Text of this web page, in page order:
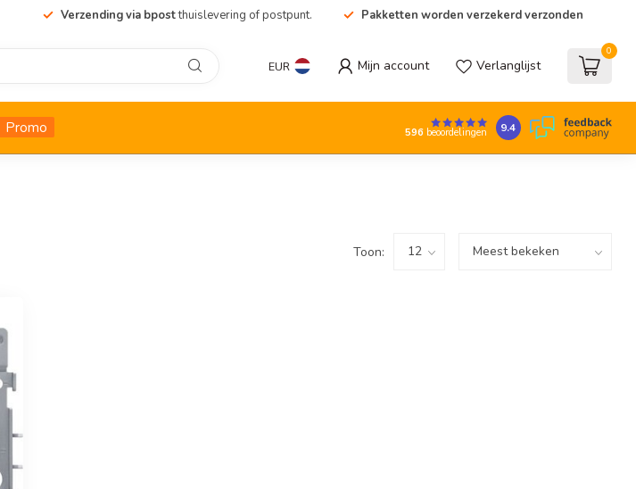
Verzending via bpostthuislevering of postpunt. Pakketten worden verzekerd verzonden
EUR Mijn account Verlanglijst
0
Promo 596beoordelingen 9.4
Toon: